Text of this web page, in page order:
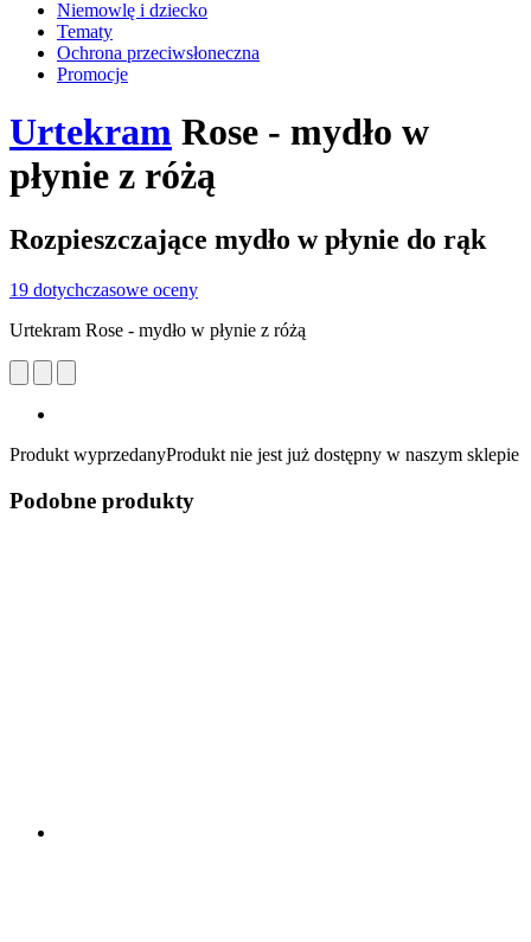
Niemowlę i dziecko
Tematy
Ochrona przeciwsłoneczna
Promocje
Urtekram Rose - mydło w
płynie z różą
Rozpieszczające mydło w płynie do rąk
19 dotychczasowe oceny
Urtekram Rose - mydło w płynie z różą
Produkt wyprzedanyProdukt nie jest już dostępny w naszym sklepie
Podobne produkty